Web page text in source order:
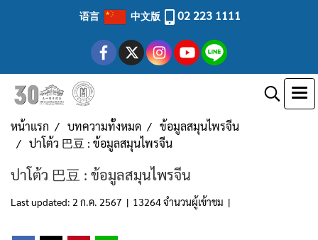
语言 中文版 02 223 1111
หน้าแรก บทความทั้งหมด
ข้อมูลสมุนไพรจีน
ปาโต้ว 巴豆 : ข้อมูลสมุนไพรจีน
ปาโต้ว 巴豆 : ข้อมูลสมุนไพรจีน
Last updated: 2 ก.ค. 2567 | 13264 จำนวนผู้เข้าชม |